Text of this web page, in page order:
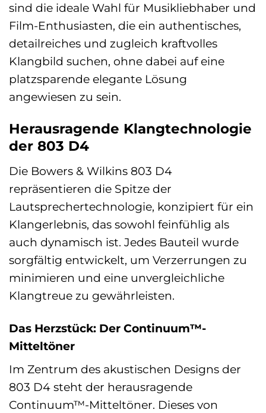
sind die ideale Wahl für Musikliebhaber und
Film-Enthusiasten, die ein authentisches,
detailreiches und zugleich kraftvolles
Klangbild suchen, ohne dabei auf eine
platzsparende elegante Lösung
angewiesen zu sein.
Herausragende Klangtechnologie
der 803 D4
Die Bowers & Wilkins 803 D4
repräsentieren die Spitze der
Lautsprechertechnologie, konzipiert für ein
Klangerlebnis, das sowohl feinfühlig als
auch dynamisch ist. Jedes Bauteil wurde
sorgfältig entwickelt, um Verzerrungen zu
minimieren und eine unvergleichliche
Klangtreue zu gewährleisten.
Das Herzstück: Der Continuum™-
Mitteltöner
Im Zentrum des akustischen Designs der
803 D4 steht der herausragende
Continuum™-Mitteltöner. Dieses von